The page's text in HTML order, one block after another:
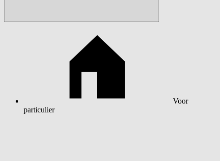
Voor
particulier